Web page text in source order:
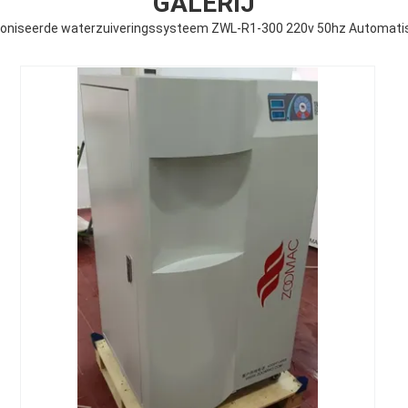
waterzuiveringssysteem ZWL-R1-300 220v 50hz